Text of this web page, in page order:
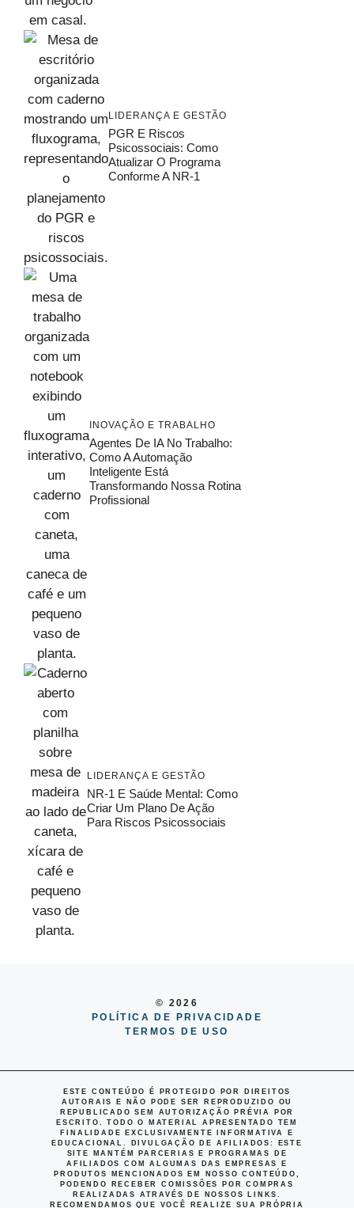
LIDERANÇA E GESTÃO
PGR E Riscos
Psicossociais: Como
Atualizar O Programa
Conforme A NR-1
INOVAÇÃO E TRABALHO
Agentes De IA No Trabalho:
Como A Automação
Inteligente Está
Transformando Nossa Rotina
Profissional
LIDERANÇA E GESTÃO
NR-1 E Saúde Mental: Como
Criar Um Plano De Ação
Para Riscos Psicossociais
© 2026
POLÍTICA DE PRIVACIDADE
TERMOS DE USO
ESTE CONTEÚDO É PROTEGIDO POR DIREITOS
AUTORAIS E NÃO PODE SER REPRODUZIDO OU
REPUBLICADO SEM AUTORIZAÇÃO PRÉVIA POR
ESCRITO. TODO O MATERIAL APRESENTADO TEM
FINALIDADE EXCLUSIVAMENTE INFORMATIVA E
EDUCACIONAL.
DIVULGAÇÃO DE AFILIADOS : ESTE
SITE MANTÉM PARCERIAS E PROGRAMAS DE
AFILIADOS COM ALGUMAS DAS EMPRESAS E
PRODUTOS MENCIONADOS EM NOSSO CONTEÚDO,
PODENDO RECEBER COMISSÕES POR COMPRAS
REALIZADAS ATRAVÉS DE NOSSOS LINKS.
RECOMENDAMOS QUE VOCÊ REALIZE SUA PRÓPRIA